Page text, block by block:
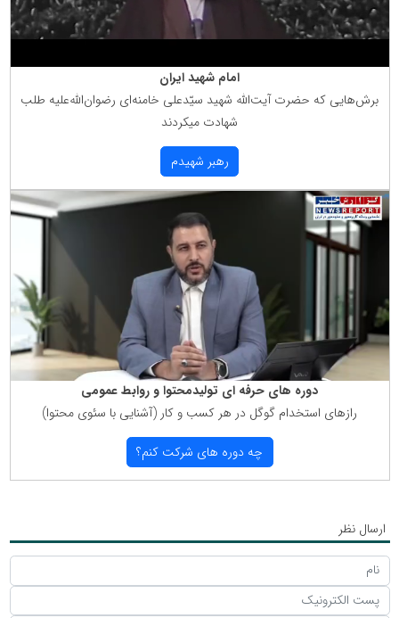
امام شهید ایران
برش‌هایی كه حضرت آیت‌الله شهید سیّدعلی خامنه‌ای رضوان‌الله‌علیه طلب
شهادت میكردند
رهبر شهیدم
دوره های حرفه ای تولیدمحتوا و روابط عمومی
رازهای استخدام گوگل در هر كسب و كار (آشنایی با سئوی محتوا)
چه دوره های شركت كنم؟
ارسال نظر